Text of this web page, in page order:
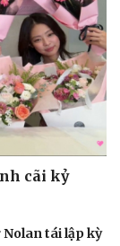
cãi kỷ
Nolan tái lập kỳ